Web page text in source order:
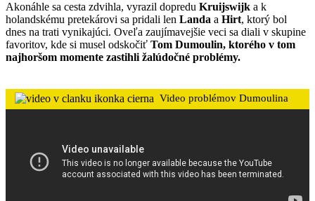
Akonáhle sa cesta zdvihla, vyrazil dopredu Kruijswijk a k
holandskému pretekárovi sa pridali len Landa a Hirt, ktorý bol
dnes na trati vynikajúci. Oveľa zaujímavejšie veci sa diali v skupine
favoritov, kde si musel odskočiť Tom Dumoulin, ktorého v tom
najhoršom momente zastihli žalúdočné problémy.
Video problémov Dumoulina